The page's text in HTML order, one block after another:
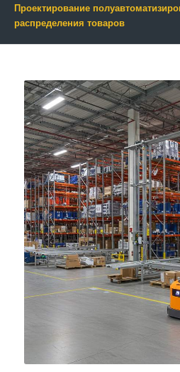
Проектирование
распределения товаров